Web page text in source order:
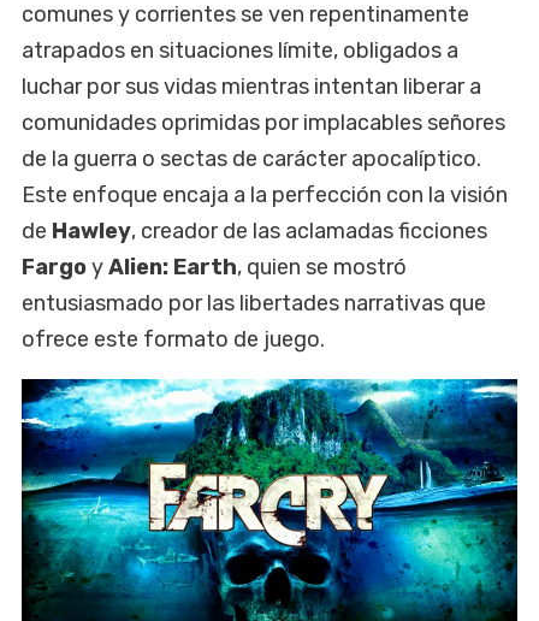
comunes y corrientes se ven repentinamente
atrapados en situaciones límite, obligados a
luchar por sus vidas mientras intentan liberar a
comunidades oprimidas por implacables señores
de la guerra o sectas de carácter apocalíptico.
Este enfoque encaja a la perfección con la visión
de Hawley, creador de las aclamadas ficciones
FargoyAlien: Earth, quien se mostró
entusiasmado por las libertades narrativas que
ofrece este formato de juego.